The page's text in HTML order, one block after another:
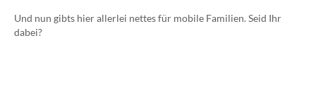
Und nun gibts hier allerlei nettes für mobile Familien. Seid Ihr
dabei?